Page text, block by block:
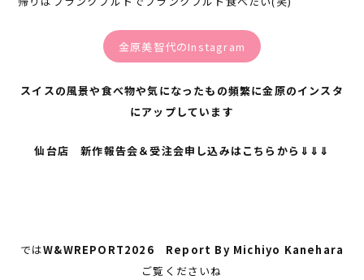
金原美智代のInstagram
スイスの風景や食べ物や気になったもの頻繁に金原のインスタ
にアップしています
仙台店 新作報告会＆受注会申し込みはこちらから⇓⇓⇓
ではW&WREPORT2026 Report By Michiyo Kanehara
ご覧くださいね